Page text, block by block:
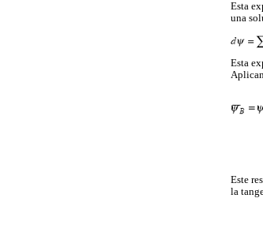
Esta
una
Esta
Este
la